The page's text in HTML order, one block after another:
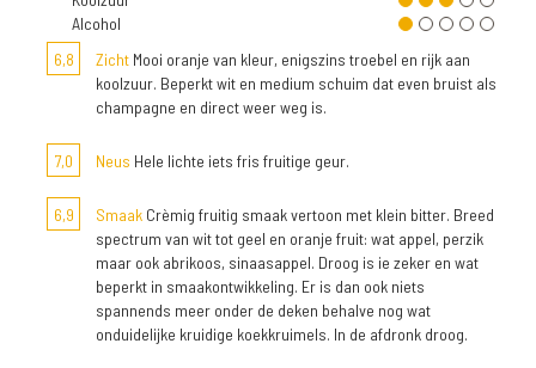
Alcohol
6,8
Zicht Mooi oranje van kleur, enigszins troebel en rijk aan
koolzuur. Beperkt wit en medium schuim dat even bruist als
champagne en direct weer weg is.
7,0 Neus Hele lichte iets fris fruitige geur.
6,9 Smaak Crèmig fruitig smaak vertoon met klein bitter. Breed
spectrum van wit tot geel en oranje fruit: wat appel, perzik
maar ook abrikoos, sinaasappel. Droog is ie zeker en wat
beperkt in smaakontwikkeling. Er is dan ook niets
spannends meer onder de deken behalve nog wat
onduidelijke kruidige koekkruimels. In de afdronk droog.